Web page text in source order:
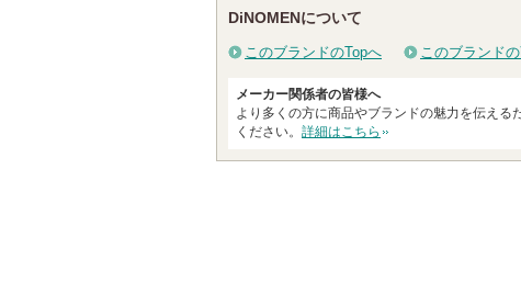
DiNOMENについて
このブランドのTopへ このブランド
メーカー関係者の皆様へ
より多くの方に商品やブランドの魅力を伝え
ください。 詳細はこちら